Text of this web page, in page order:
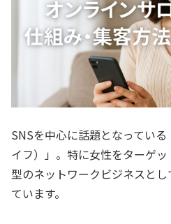
SNSを中心に話題となってい
イフ）」。特に女性をターゲ
型のネットワークビジネスと
ています。